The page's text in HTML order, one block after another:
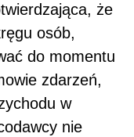
że
osób,
do momentu
zdarzeń,
w
nie